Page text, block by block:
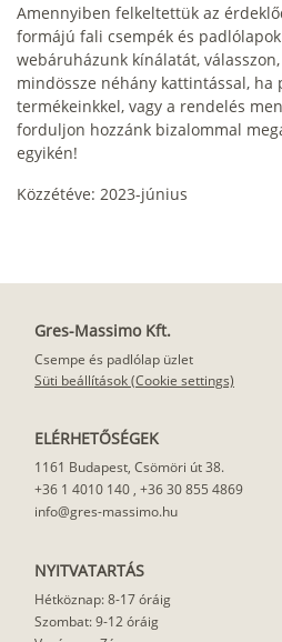
Amennyiben felkeltettük az
formájú fali csempék és
webáruházunk kínálatát,
mindössze néhány kattintással, ha
termékeinkkel, vagy a rendelés
forduljon hozzánk bizalommal
egyikén!
Közzétéve: 2023-június
Gres-Massimo Kft.
Csempe és padlólap üzlet
Süti beállítások (Cookie settings)
ELÉRHETŐSÉGEK
1161 Budapest, Csömöri út 38.
+36 1 4010 140 , +36 30 855 4869
info@gres-massimo.hu
NYITVATARTÁS
Hétköznap: 8-17 óráig
Szombat: 9-12 óráig